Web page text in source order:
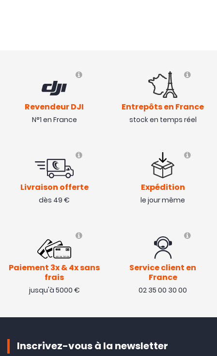
Revendeur DJI
N°1 en France
Entrepôts en France
stock en temps réel
Livraison offerte
dès 49 €
Expédition
le jour même
Paiement 3x & 4x sans
frais
jusqu'à 5000 €
Service client en
France
02 35 00 30 00
Inscrivez-vous à la newsletter